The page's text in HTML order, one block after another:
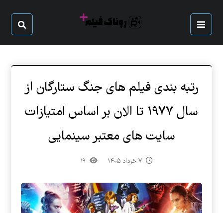
رتبه بندی فیلم های جنگ ستارگان از
سال ۱۹۷۷ تا الان بر اساس امتیازات
سایت های معتبر سینمایی
۷ خرداد ۱۴۰۵ ۱۹